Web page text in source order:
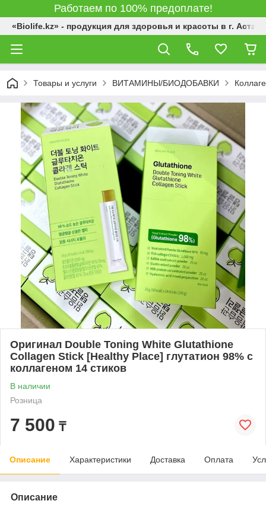
Работаем по 100% предоплате!
«Biolife.kz» - продукция для здоровья и красоты в г. Астана
Товары и услуги ВИТАМИНЫ/БИОДОБАВКИ
Оригинал Double Toning White Glutathione
Collagen Stick [Healthy Place] глутатион 98% с
коллагеном 14 стиков
В наличии
Розница
7 500 ₸
Описание Характеристики Доставка Оплата
Описание